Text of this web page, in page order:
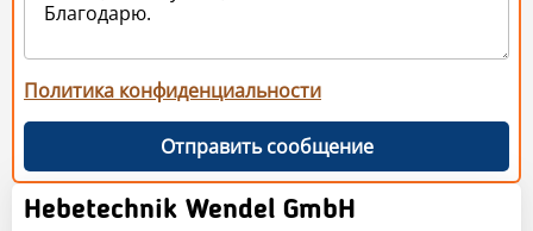
Политика конфиденциальности
Отправить сообщение
Hebetechnik Wendel GmbH